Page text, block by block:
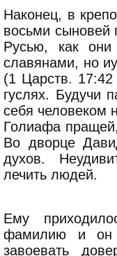
Наконец, в
восьми сыновей
Русью, как
славянами, но
(1 Царств. 17:42
гуслях. Будучи
себя человеком
Голиафа
Во дворце
духов.
лечить людей.
Ему
фамилию и он
завоевать